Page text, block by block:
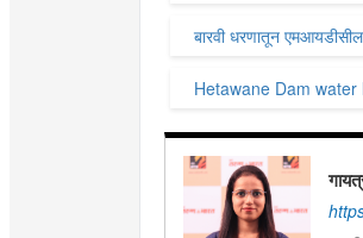
बारवी धरणातून
Hetawane Dam water